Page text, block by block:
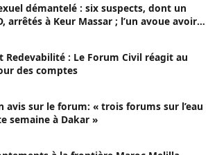
démantelé : six suspects, dont un
arrêtés à Keur Massar ; l’un avoue avoir
2018
Redevabilité : Le Forum Civil réagit au
des comptes
avis sur le forum: « trois forums sur l’eau
semaine à Dakar »